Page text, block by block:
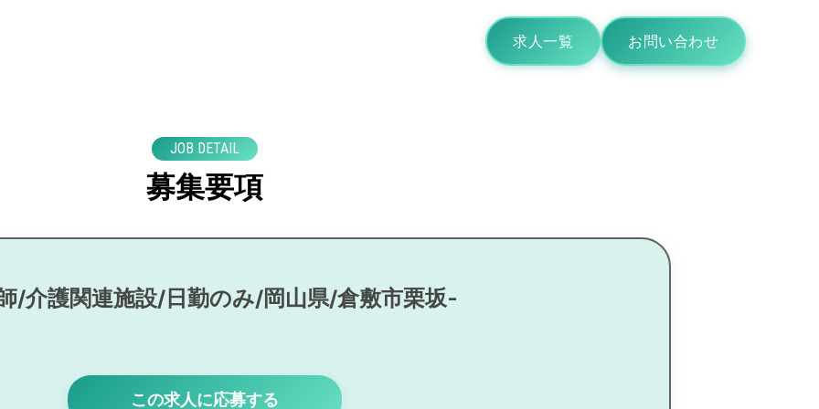
求人一覧 お問い合わせ
JOB DETAIL
募集要項
/介護関連施設/日勤のみ/岡山県/倉敷市栗坂-
この求人に応募する